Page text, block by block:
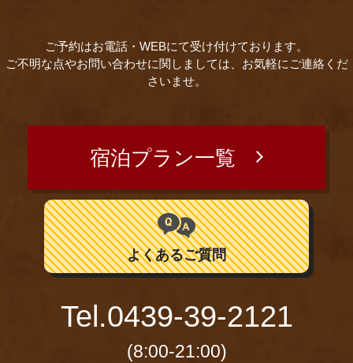
ご予約はお電話・WEBにて受け付けております。
ご不明な点やお問い合わせに関しましては、お気軽にご連絡くだ
さいませ。
宿泊プラン一覧
よくあるご質問
Tel.0439-39-2121
(8:00-21:00)